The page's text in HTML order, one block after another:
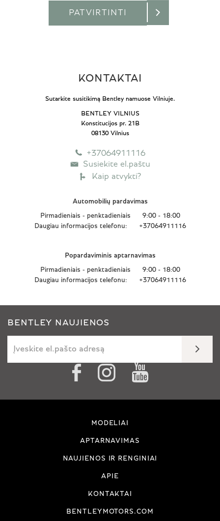
KONTAKTAI
Sutarkite susitikimą Bentley namuose Vilniuje.
BENTLEY VILNIUS
Konstitucijos pr. 21B
08130 Vilnius
+37064911116
Susiekite el.paštu
Kaip atvykti?
Automobilių pardavimas
Pirmadieniais - penktadieniais
9:00 - 18:00
Daugiau informacijos telefonu:
+37064911116
Popardaviminis aptarnavimas
Pirmadieniais - penktadieniais
9:00 - 18:00
Daugiau informacijos telefonu:
+37064911116
BENTLEY NAUJIENOS
MODELIAI
APTARNAVIMAS
NAUJIENOS IR RENGINIAI
APIE
KONTAKTAI
BENTLEYMOTORS.COM